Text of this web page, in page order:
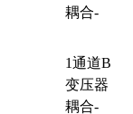
耦合-
1通道B
变压器
耦合-